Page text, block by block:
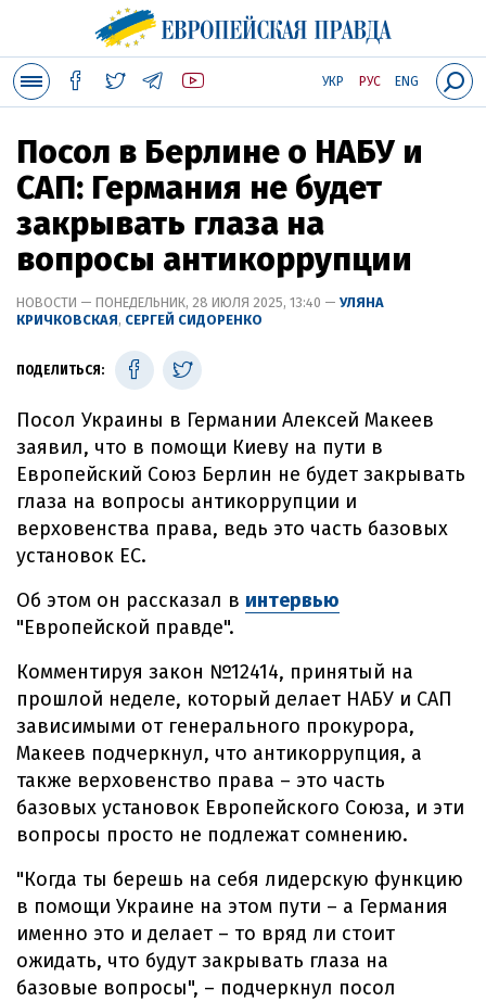
УКР РУС ENG
Посол в Берлине о НАБУ и
САП: Германия не будет
закрывать глаза на
вопросы антикоррупции
НОВОСТИ — ПОНЕДЕЛЬНИК, 28 ИЮЛЯ 2025, 13:40 — УЛЯНА
КРИЧКОВСКАЯ, СЕРГЕЙ СИДОРЕНКО
ПОДЕЛИТЬСЯ:
Посол Украины в Германии Алексей Макеев
заявил, что в помощи Киеву на пути в
Европейский Союз Берлин не будет закрывать
глаза на вопросы антикоррупции и
верховенства права, ведь это часть базовых
установок ЕС.
Об этом он рассказал в интервью
"Европейской правде".
Комментируя закон №12414, принятый на
прошлой неделе, который делает НАБУ и САП
зависимыми от генерального прокурора,
Макеев подчеркнул, что антикоррупция, а
также верховенство права – это часть
базовых установок Европейского Союза, и эти
вопросы просто не подлежат сомнению.
"Когда ты берешь на себя лидерскую функцию
в помощи Украине на этом пути – а Германия
именно это и делает – то вряд ли стоит
ожидать, что будут закрывать глаза на
базовые вопросы", – подчеркнул посол